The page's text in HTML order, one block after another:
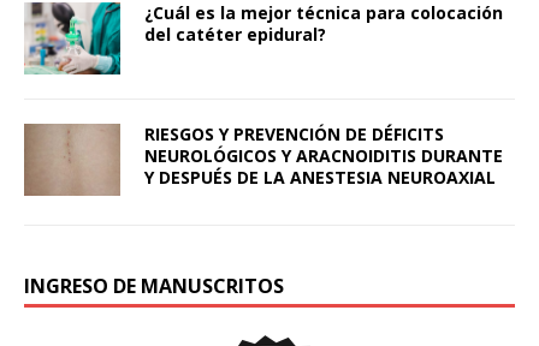
¿Cuál es la mejor técnica para colocación
del catéter epidural?
RIESGOS Y PREVENCIÓN DE DÉFICITS
NEUROLÓGICOS Y ARACNOIDITIS DURANTE
Y DESPUÉS DE LA ANESTESIA NEUROAXIAL
INGRESO DE MANUSCRITOS